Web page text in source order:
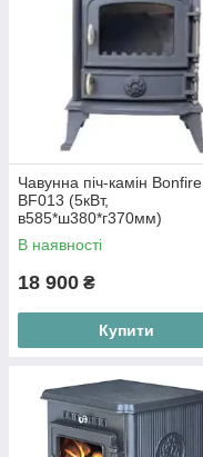
Чавунна піч-камін Bonfire
BF013 (5кВт,
в585*ш380*г370мм)
В наявності
18 900 ₴
Купити